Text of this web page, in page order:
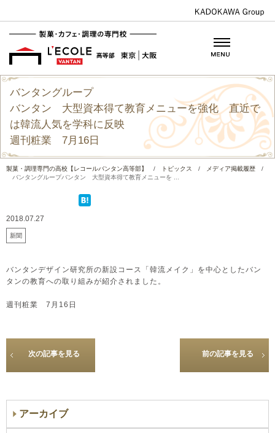
バンタングループ
バンタン 大型資本得て教育メニューを強化 直近で
は韓流人気を学科に反映
週刊粧業 7月16日
製菓・調理専門の高校【レコールバンタン高等部】 / トピックス / メディア掲載履歴
/
バンタングループバンタン 大型資本得て教育メニューを ...
2018.07.27
新聞
バンタンデザイン研究所の新設コース「韓流メイク」を中心としたバン
タンの教育への取り組みが紹介されました。
週刊粧業 7月16日
次の記事を見る 前の記事を見る
アーカイブ